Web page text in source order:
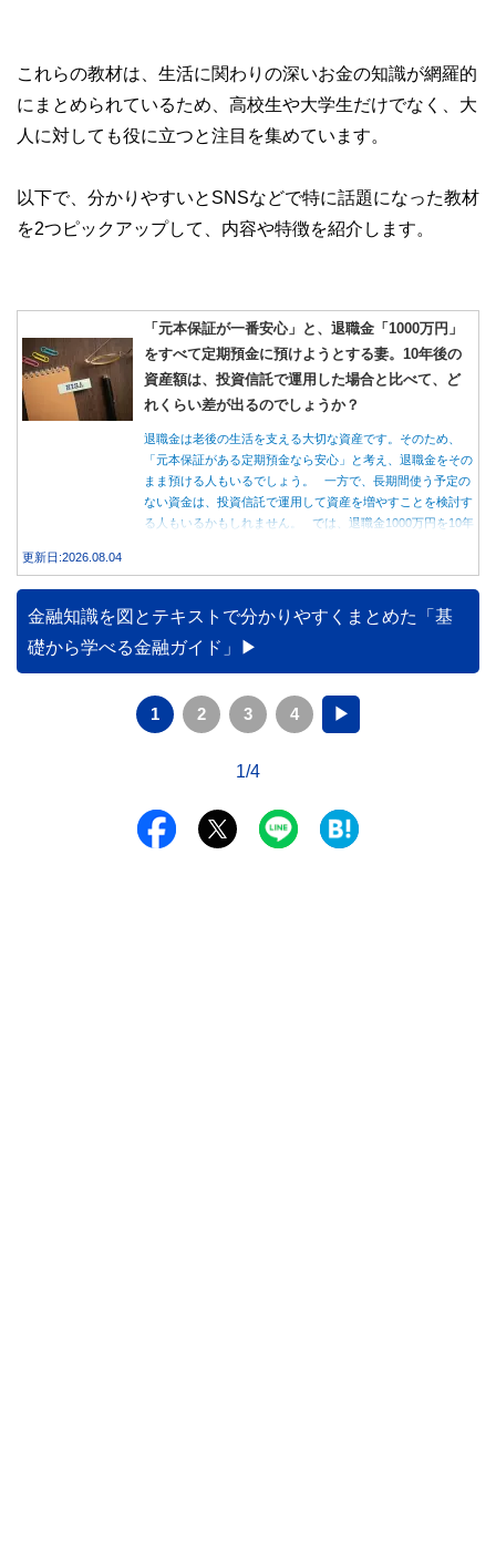
これらの教材は、生活に関わりの深いお金の知識が網羅的
にまとめられているため、高校生や大学生だけでなく、大
人に対しても役に立つと注目を集めています。
以下で、分かりやすいとSNSなどで特に話題になった教材
を2つピックアップして、内容や特徴を紹介します。
「元本保証が一番安心」と、退職金「1000万円」
をすべて定期預金に預けようとする妻。10年後の
資産額は、投資信託で運用した場合と比べて、ど
れくらい差が出るのでしょうか？
退職金は老後の生活を支える大切な資産です。そのため、
「元本保証がある定期預金なら安心」と考え、退職金をその
まま預ける人もいるでしょう。 一方で、長期間使う予定の
ない資金は、投資信託で運用して資産を増やすことを検討す
る人もいるかもしれません。 では、退職金1000万円を10年
レーションします。
更新日:2026.08.04
金融知識を図とテキストで分かりやすくまとめた「基
礎から学べる金融ガイド」
1 2 3 4 ▶
1/4